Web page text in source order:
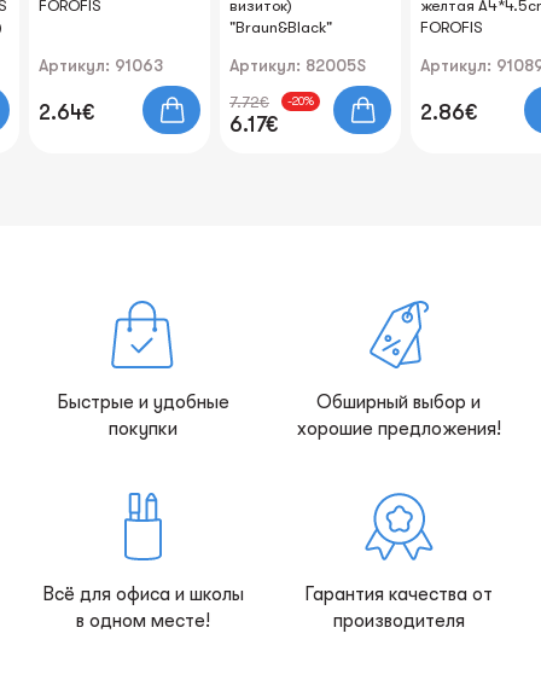
FOROFIS
Артикул: 91063
2.64€
визитoк)
"Braun&Black"
Артикул: 82005S
7.72€ -20%
6.17€
желтая
FOROFIS
Артикул:
2.86€
Быстрые и удобные
покупки
Обширный выбор и
хорошие предложения!
Всё для офиса и школы
в одном месте!
Гарантия качества от
производителя